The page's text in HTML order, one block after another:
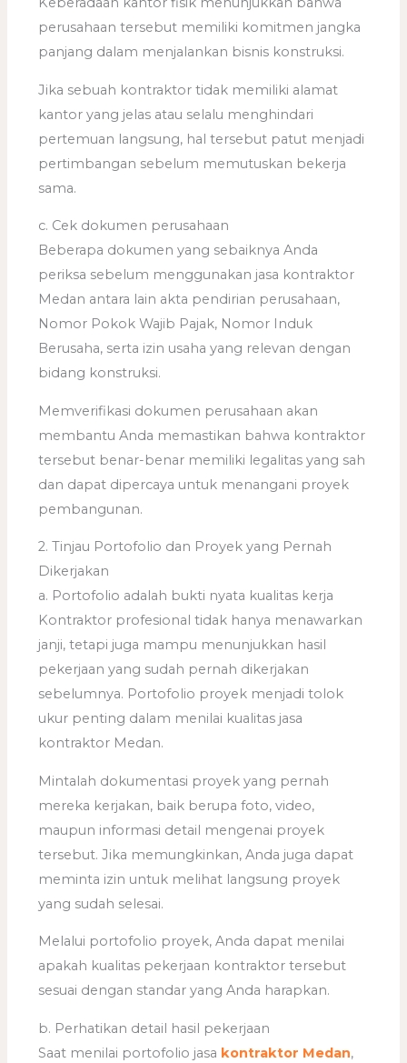
perusahaan tersebut memiliki komitmen jangka
panjang dalam menjalankan bisnis konstruksi.
Jika sebuah kontraktor tidak memiliki alamat
kantor yang jelas atau selalu menghindari
pertemuan langsung, hal tersebut patut menjadi
pertimbangan sebelum memutuskan bekerja
sama.
c. Cek dokumen perusahaan
Beberapa dokumen yang sebaiknya Anda
periksa sebelum menggunakan jasa kontraktor
Medan antara lain akta pendirian perusahaan,
Nomor Pokok Wajib Pajak, Nomor Induk
Berusaha, serta izin usaha yang relevan dengan
bidang konstruksi.
Memverifikasi dokumen perusahaan akan
membantu Anda memastikan bahwa kontraktor
tersebut benar-benar memiliki legalitas yang sah
dan dapat dipercaya untuk menangani proyek
pembangunan.
2. Tinjau Portofolio dan Proyek yang Pernah
Dikerjakan
a. Portofolio adalah bukti nyata kualitas kerja
Kontraktor profesional tidak hanya menawarkan
janji, tetapi juga mampu menunjukkan hasil
pekerjaan yang sudah pernah dikerjakan
sebelumnya. Portofolio proyek menjadi tolok
ukur penting dalam menilai kualitas jasa
kontraktor Medan.
Mintalah dokumentasi proyek yang pernah
mereka kerjakan, baik berupa foto, video,
maupun informasi detail mengenai proyek
tersebut. Jika memungkinkan, Anda juga dapat
meminta izin untuk melihat langsung proyek
yang sudah selesai.
Melalui portofolio proyek, Anda dapat menilai
apakah kualitas pekerjaan kontraktor tersebut
sesuai dengan standar yang Anda harapkan.
b. Perhatikan detail hasil pekerjaan
Saat menilai portofolio jasa kontraktor Medan,